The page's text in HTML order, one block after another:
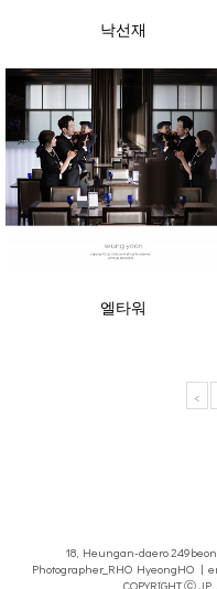
낙선재
엘타워
<
18, Heungan-daero
Photographer_RHO HyeongHO |
COPYRIGHT ⓒ